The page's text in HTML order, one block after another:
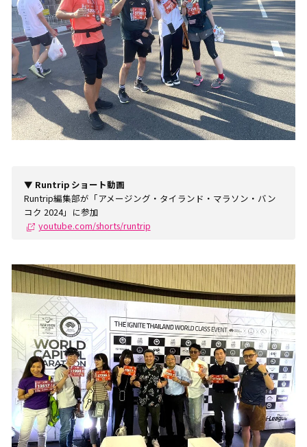
▼ Runtrip ショート動画
Runtrip編集部が「アメージング・タイランド・マラソン・バン
コク 2024」に参加
youtube.com/shorts/runtrip